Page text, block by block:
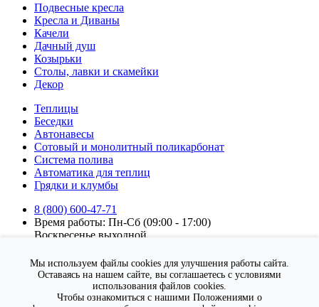
Подвесные кресла
Кресла и Диваны
Качели
Дачный душ
Козырьки
Столы, лавки и скамейки
Декор
Теплицы
Беседки
Автонавесы
Сотовый и монолитный поликарбонат
Система полива
Автоматика для теплиц
Грядки и клумбы
8 (800) 600-47-71
Время работы: Пн-Сб (09:00 - 17:00)
Воскресенье выходной.
Подписка на новости
Подписаться
обработку персональных данных
Мы используем файлы cookies для улучшения работы сайта.
Оставаясь на нашем сайте, вы соглашаетесь с условиями
использования файлов cookies.
Чтобы ознакомиться с нашими Положениями о